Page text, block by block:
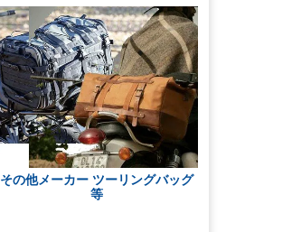
その他メーカー ツーリングバッグ
等